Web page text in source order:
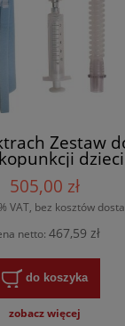
Zestaw
dzieci
505,00 zł
VAT, bez kosztów
netto: 467,59 zł
do koszyka
zobacz więcej